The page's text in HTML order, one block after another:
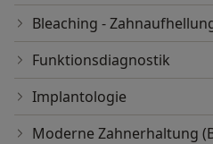
Bleaching -
Funktionsdiagnostik
Implantologie
Moderne Zahnerhaltung